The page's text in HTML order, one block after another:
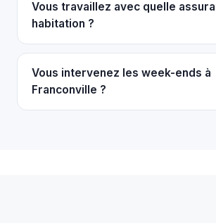
Vous travaillez avec quelle
habitation ?
Vous intervenez les week-ends à
Franconville ?